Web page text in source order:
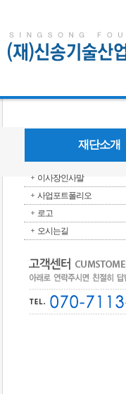
재단소개
이사장인사말
사업포트폴리오
로고
오시는길